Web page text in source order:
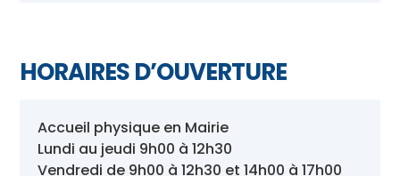
HORAIRES D’OUVERTURE
Accueil physique en Mairie
Lundi au jeudi 9h00 à 12h30
Vendredi de 9h00 à 12h30 et 14h00 à 17h00